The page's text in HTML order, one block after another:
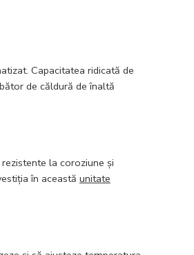
Capacitatea ridicată de
de căldură de înaltă
la coroziune și
în această unitate